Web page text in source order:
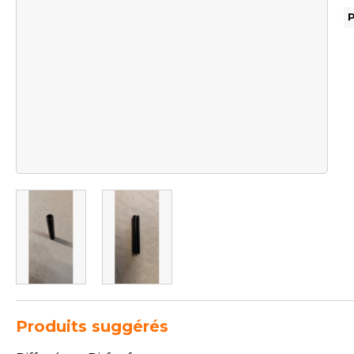
Produits suggérés